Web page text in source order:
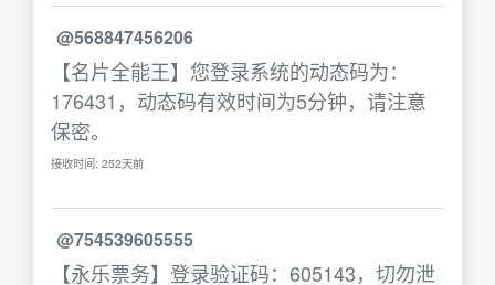
@568847456206
【名片全能王】您登录系统的动态码为：
176431，动态码有效时间为5分钟，请注意
保密。
接收时间: 252天前
@754539605555
【永乐票务】登录验证码：605143，切勿泄